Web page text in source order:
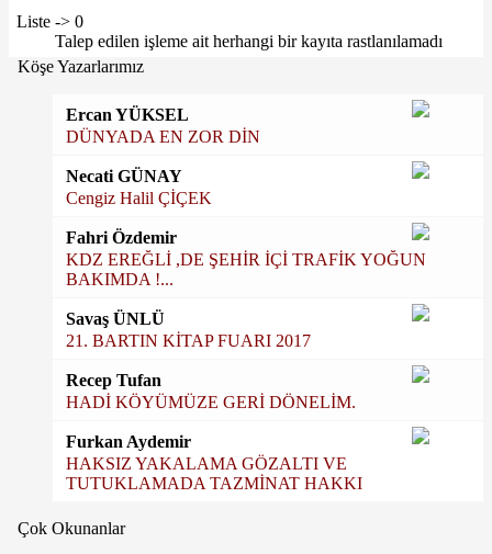
Liste -> 0
Talep edilen işleme ait herhangi bir kayıta rastlanılamadı
Köşe Yazarlarımız
Ercan YÜKSEL
DÜNYADA EN ZOR DİN
Necati GÜNAY
Cengiz Halil ÇİÇEK
Fahri Özdemir
KDZ EREĞLİ ,DE ŞEHİR İÇİ TRAFİK YOĞUN
BAKIMDA !...
Savaş ÜNLÜ
21. BARTIN KİTAP FUARI 2017
Recep Tufan
HADİ KÖYÜMÜZE GERİ DÖNELİM.
Furkan Aydemir
HAKSIZ YAKALAMA GÖZALTI VE
TUTUKLAMADA TAZMİNAT HAKKI
Çok Okunanlar